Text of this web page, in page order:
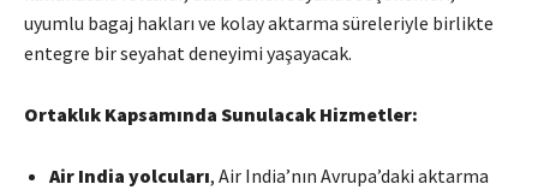
uyumlu bagaj hakları ve kolay aktarma süreleriyle birlikte
entegre bir seyahat deneyimi yaşayacak.
Ortaklık Kapsamında Sunulacak Hizmetler:
Air India yolcuları, Air India’nın Avrupa’daki aktarma